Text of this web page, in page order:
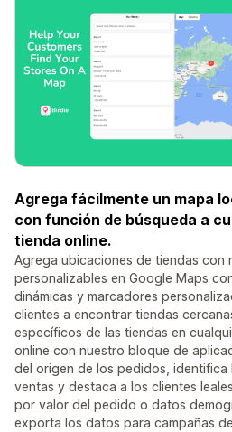
Agrega fácilmente un mapa
con función de búsqueda a
tienda online.
Agrega ubicaciones de tiendas con
personalizables en Google Maps
dinámicas y marcadores
clientes a encontrar tiendas
específicos de las tiendas en
online con nuestro bloque de
del origen de los pedidos, identifica
ventas y destaca a los clientes
por valor del pedido o datos
exporta los datos para campañas